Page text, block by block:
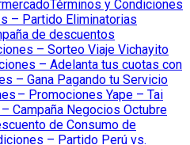
Términos y Condiciones
– Partido Eliminatorias
de descuentos
– Sorteo Viaje Vichayito
– Adelanta tus cuotas con
– Gana Pagando tu Servicio
– Promociones Yape – Tai
Campaña Negocios Octubre
de Consumo de
– Partido Perú vs.